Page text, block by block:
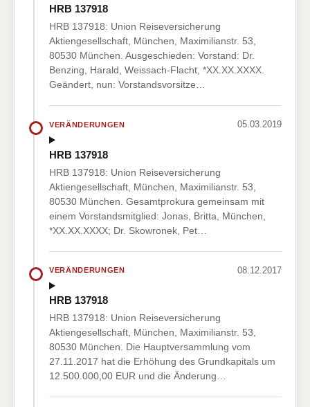
HRB 137918
HRB 137918: Union Reiseversicherung
Aktiengesellschaft, München, Maximilianstr. 53,
80530 München. Ausgeschieden: Vorstand: Dr.
Benzing, Harald, Weissach-Flacht, *XX.XX.XXXX.
Geändert, nun: Vorstandsvorsitze…
VERÄNDERUNGEN 05.03.2019
HRB 137918
HRB 137918: Union Reiseversicherung
Aktiengesellschaft, München, Maximilianstr. 53,
80530 München. Gesamtprokura gemeinsam mit
einem Vorstandsmitglied: Jonas, Britta, München,
*XX.XX.XXXX; Dr. Skowronek, Pet…
VERÄNDERUNGEN 08.12.2017
HRB 137918
HRB 137918: Union Reiseversicherung
Aktiengesellschaft, München, Maximilianstr. 53,
80530 München. Die Hauptversammlung vom
27.11.2017 hat die Erhöhung des Grundkapitals um
12.500.000,00 EUR und die Änderung…